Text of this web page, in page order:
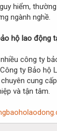
hiểm,
ngành nghề.
hộ lao động
công ty
ty Bảo hộ
cung
và tận tâm.